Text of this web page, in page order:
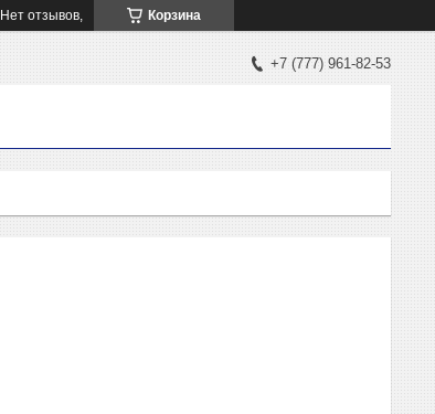
Корзина
Нет отзывов,
+7 (777) 961-82-53